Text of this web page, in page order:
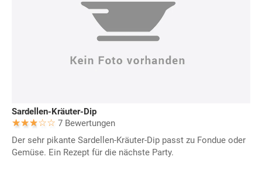
Sardellen-Kräuter-Dip
7 Bewertungen
Der sehr pikante Sardellen-Kräuter-Dip passt zu Fondue oder
Gemüse. Ein Rezept für die nächste Party.